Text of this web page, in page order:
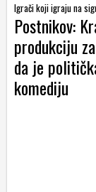
Igrači koji igraju na
Postnikov:
produkciju
da je
komediju